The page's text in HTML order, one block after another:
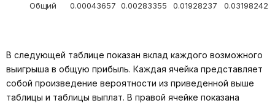
Общий 0.00043657 0.00283355 0.01928237 0.03198242
В следующей таблице показан вклад каждого возможного
выигрыша в общую прибыль. Каждая ячейка представляет
собой произведение вероятности из приведенной выше
таблицы и таблицы выплат. В правой ячейке показана